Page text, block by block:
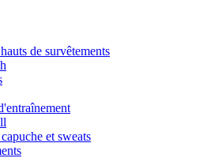
de survêtements
et sweats